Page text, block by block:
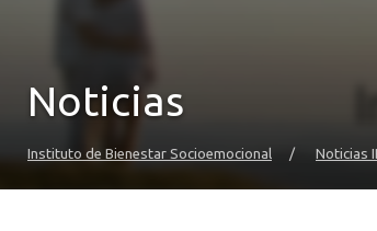
Noticias
Instituto de Bienestar Socioemocional / Noticias